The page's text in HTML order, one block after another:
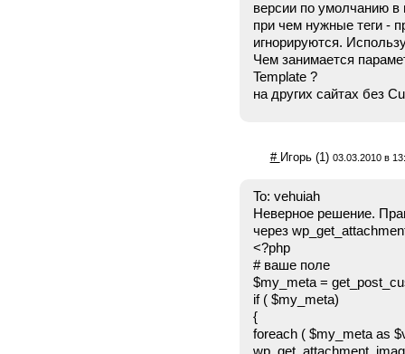
версии по умолчанию в
при чем нужные теги -
игнорируются.
Чем занимается
Template ?
на других сайтах без
# Игорь (1) 03.03.2010 в
To: vehuiah
Неверное решение.
через
<?php
# ваше поле
$my_meta =
if ( $my_meta)
{
foreach ( $my_meta as